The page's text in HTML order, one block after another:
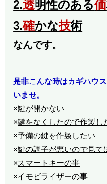
2.透明性のある価
3.確かな技術
なんです。
是非こんな時はカギハウ
いませ。
×鍵が開かない
×鍵をなくしたので作製し
×予備の鍵を作製したい
×鍵の調子が悪いので見て
×スマートキーの事
×イモビライザーの事